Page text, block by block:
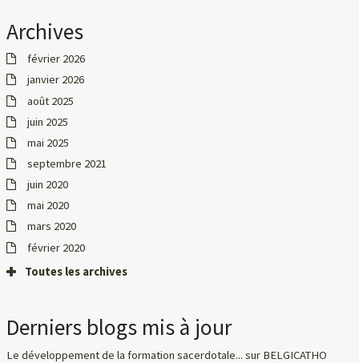
Archives
février 2026
janvier 2026
août 2025
juin 2025
mai 2025
septembre 2021
juin 2020
mai 2020
mars 2020
février 2020
Toutes les archives
Derniers blogs mis à jour
Le développement de la formation sacerdotale... sur BELGICATHO